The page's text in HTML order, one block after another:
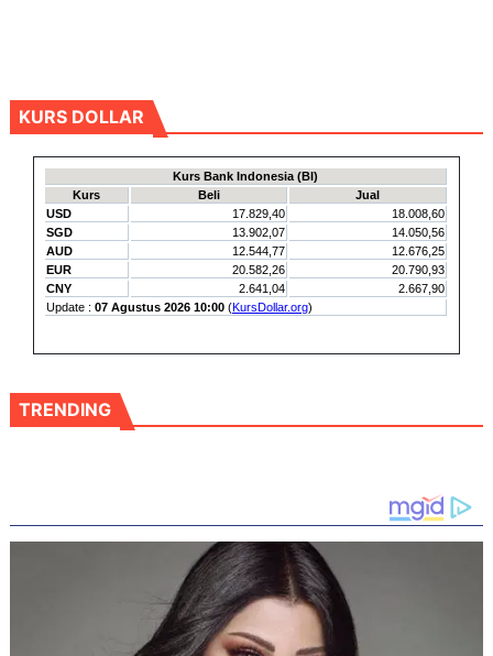
KURS DOLLAR
TRENDING